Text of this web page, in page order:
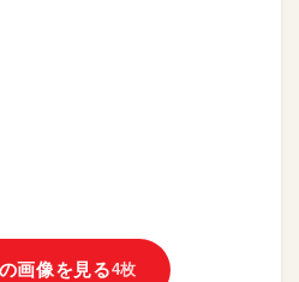
画像を見る4枚